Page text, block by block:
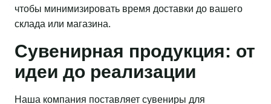
чтобы минимизировать время доставки до вашего
склада или магазина.
Сувенирная продукция: от
идеи до реализации
Наша компания поставляет сувениры для